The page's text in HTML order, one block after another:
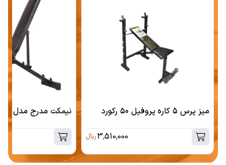
میز پرس ۵ کاره پروفیل ۵۰ رکورد
3,510,000ریال
نیمکت مدرج مدل Winner رکورد